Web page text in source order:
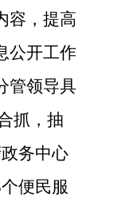
容，提高
公开工作
管领导具
抓，抽
务中心
便民服